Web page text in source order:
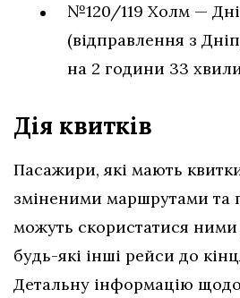
№120/119 Холм —
(відправлення з
на 2 години 33
Дія квитків
Пасажири, які мають
зміненими маршрутами та
можуть скористатися
будь-які інші рейси до
Детальну інформацію